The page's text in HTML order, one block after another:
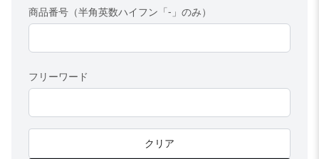
商品番号（半角英数ハイフン「-」のみ）
フリーワード
クリア